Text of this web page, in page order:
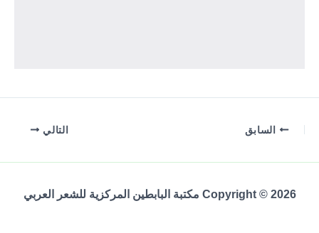
السابق التالي
Copyright © 2026 مكتبة البابطين المركزية للشعر العربي